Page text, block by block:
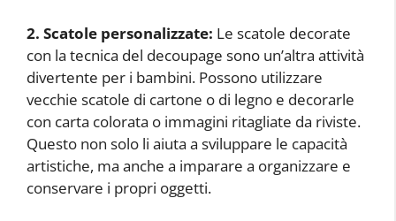
2. Scatole personalizzate: Le scatole decorate
con la tecnica del decoupage sono un’altra attività
divertente per i bambini. Possono utilizzare
vecchie scatole di cartone o di legno e decorarle
con carta colorata o immagini ritagliate da riviste.
Questo non solo li aiuta a sviluppare le capacità
artistiche, ma anche a imparare a organizzare e
conservare i propri oggetti.